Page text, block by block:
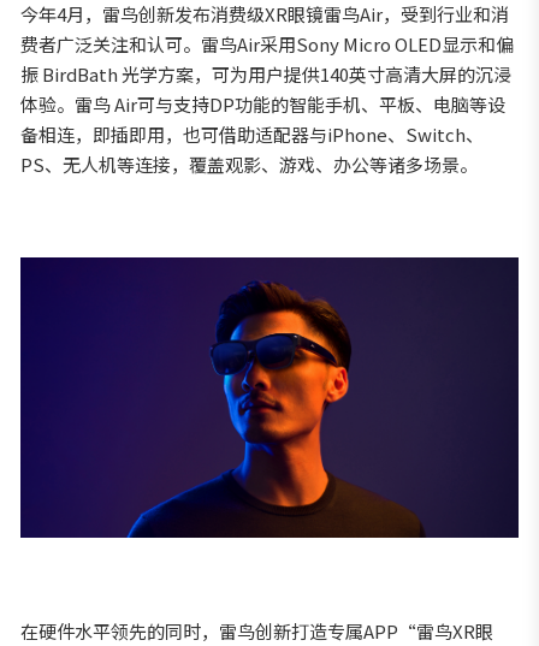
今年4月，雷鸟创新发布消费级XR眼镜雷鸟Air，受到行业和消
费者广泛关注和认可。雷鸟Air采用Sony Micro OLED显示和偏
振 BirdBath 光学方案，可为用户提供140英寸高清大屏的沉浸
体验。雷鸟 Air可与支持DP功能的智能手机、平板、电脑等设
备相连，即插即用，也可借助适配器与iPhone、Switch、
PS、无人机等连接，覆盖观影、游戏、办公等诸多场景。
在硬件水平领先的同时，雷鸟创新打造专属APP“雷鸟XR眼